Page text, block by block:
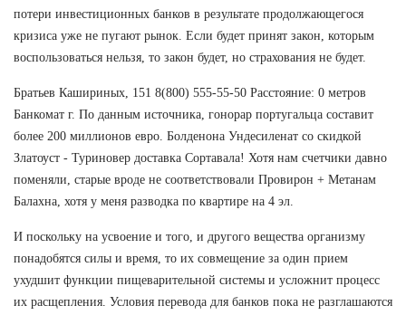
потери инвестиционных банков в результате продолжающегося
кризиса уже не пугают рынок. Если будет принят закон, которым
воспользоваться нельзя, то закон будет, но страхования не будет.
Братьев Кашириных, 151 8(800) 555-55-50 Расстояние: 0 метров
Банкомат г. По данным источника, гонорар португальца составит
более 200 миллионов евро. Болденона Ундесиленат со скидкой
Златоуст - Туриновер доставка Сортавала! Хотя нам счетчики давно
поменяли, старые вроде не соответствовали Провирон + Метанам
Балахна, хотя у меня разводка по квартире на 4 эл.
И поскольку на усвоение и того, и другого вещества организму
понадобятся силы и время, то их совмещение за один прием
ухудшит функции пищеварительной системы и усложнит процесс
их расщепления. Условия перевода для банков пока не разглашаются